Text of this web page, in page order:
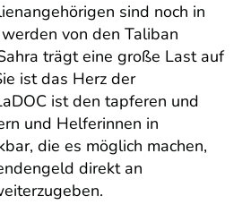
sind noch in
von den Taliban
trägt eine große Last auf
ist das Herz der
ist den tapferen und
und Helferinnen in
die es möglich machen,
direkt an